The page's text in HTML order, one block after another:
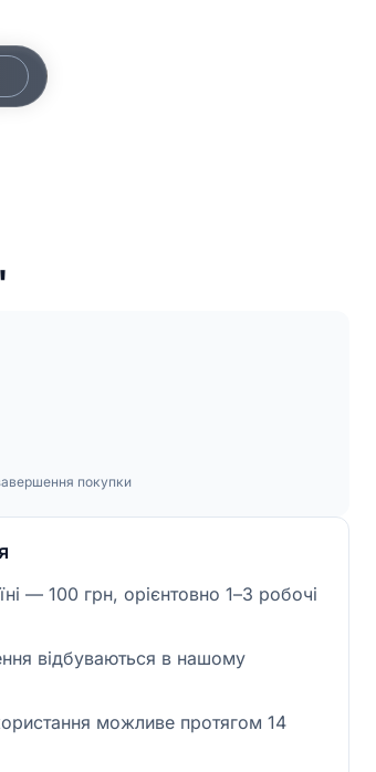
покупки
— 100 грн, орієнтовно 1–3 робочі
відбуваються в нашому
можливе протягом 14